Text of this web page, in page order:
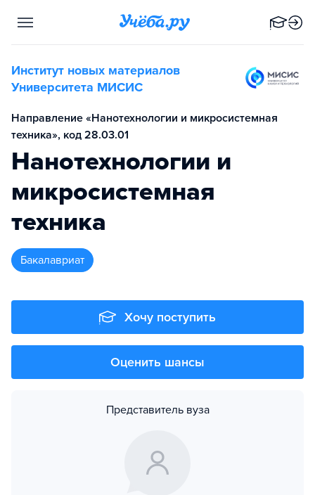
Институт новых материалов
Университета МИСИС
Направление «Нанотехнологии и микросистемная
техника», код 28.03.01
Нанотехнологии и
микросистемная
техника
бакалавриат
Хочу поступить
Оценить шансы
Представитель вуза